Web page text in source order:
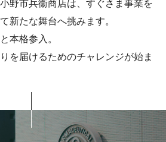
野市兵衞商店は、すぐさま事業を
新たな舞台へ挑みます。
本格参入。
を届けるためのチャレンジが始ま